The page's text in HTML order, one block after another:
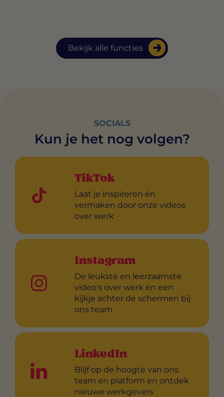
Bekijk alle functies
SOCIALS
Kun je het nog volgen?
TikTok
Laat je inspireren én
vermaken door onze videos
over werk
Instagram
De leukste en leerzaamste
video's over werk én een
kijkje achter de schermen bij
ons team
LinkedIn
Blijf op de hoogte van ons
team en platform en ontdek
nieuwe werkgevers